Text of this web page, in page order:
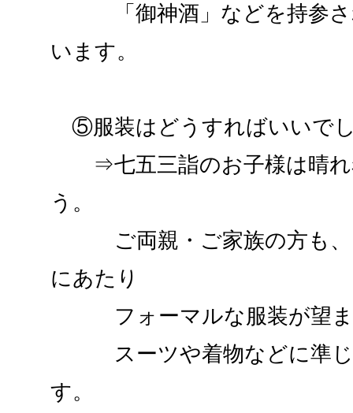
「御神酒」などを持参さ
います。
⑤服装はどうすればいいで
⇒七五三詣のお子様は晴れ
う。
ご両親・ご家族の方も、
にあたり
フォーマルな服装が望ま
スーツや着物などに準じ
す。